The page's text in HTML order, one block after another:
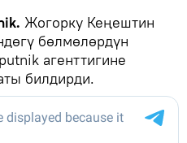
Жогорку Кеңештин
бөлмөлөрдүн
агенттигине
билдирди.